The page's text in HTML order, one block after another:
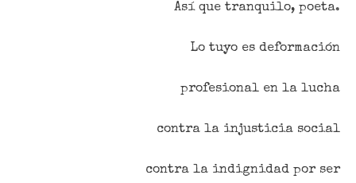
Así que tranquilo, poeta.
Lo tuyo es deformación
profesional en la lucha
contra la injusticia social
contra la indignidad por ser